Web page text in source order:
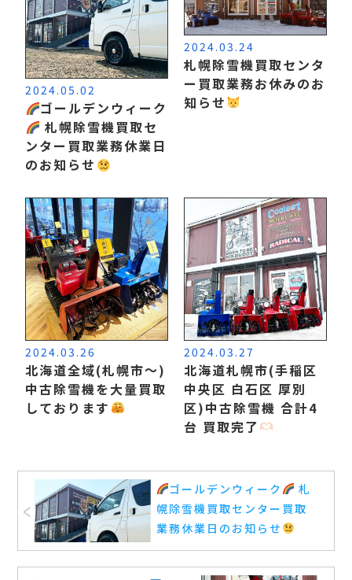
2024.05.02
ゴールデンウィーク
札幌除雪機買取セ
ンター買取業務休業日
のお知らせ
2024.03.24
札幌除雪機買取センタ
ー買取業務お休みのお
知らせ
2024.03.26
北海道全域(札幌市〜)
中古除雪機を大量買取
しております
2024.03.27
北海道札幌市(手稲区
中央区 白石区 厚別
区)中古除雪機 合計4
台 買取完了
ゴールデンウィーク
札
幌除雪機買取センター買取
業務休業日のお知らせ